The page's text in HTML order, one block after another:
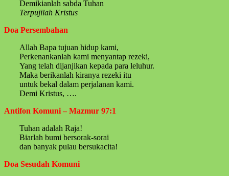
Demikianlah sabda Tuhan
Terpujilah Kristus
Doa Persembahan
Allah Bapa tujuan hidup kami,
Perkenankanlah kami menyantap rezeki,
Yang telah dijanjikan kepada para leluhur.
Maka berikanlah kiranya rezeki itu
untuk bekal dalam perjalanan kami.
Demi Kristus, ….
Antifon Komuni – Mazmur 97:1
Tuhan adalah Raja!
Biarlah bumi bersorak-sorai
dan banyak pulau bersukacita!
Doa Sesudah Komuni